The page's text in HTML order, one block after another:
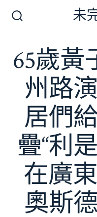
換
開
未
65歲黃
州路
居們
疊“利
在廣
奧斯